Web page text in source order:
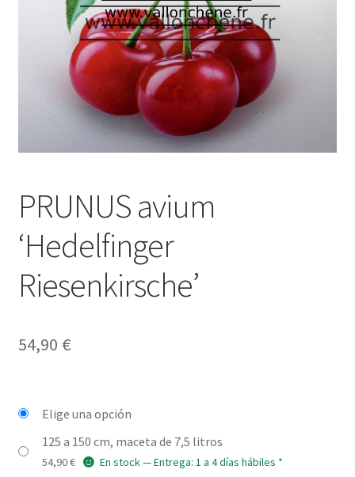
PRUNUS avium
‘Hedelfinger
Riesenkirsche’
54,90 €
Elige una opción
125 a 150 cm, maceta de 7,5 litros
54,90€ En stock — Entrega: 1 a 4 días hábiles *